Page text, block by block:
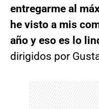
entregarme al
he visto a mis
año y eso es lo
dirigidos por